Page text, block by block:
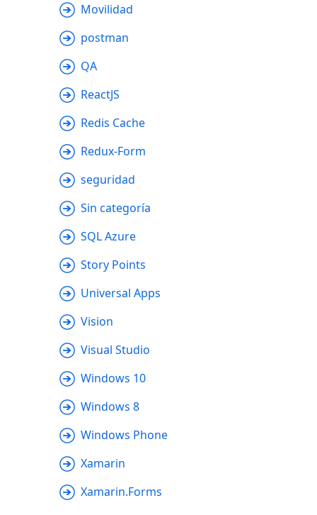
Movilidad
postman
QA
ReactJS
Redis Cache
Redux-Form
seguridad
Sin categoría
SQL Azure
Story Points
Universal Apps
Vision
Visual Studio
Windows 10
Windows 8
Windows Phone
Xamarin
Xamarin.Forms